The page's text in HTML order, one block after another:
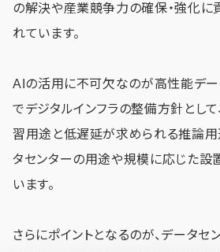
の解決や産業競争力の確保・強化に
れています。
AIの活用に不可欠なのが高性能デー
でデジタルインフラの整備方針とし
習用途と低遅延が求められる推論用
タセンターの用途や規模に応じた設
います。
さらにポイントとなるのが、データセ